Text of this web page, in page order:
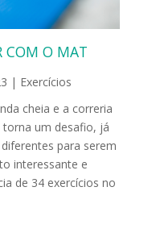
COM O MAT
| Exercícios
cheia e a correria
torna um desafio, já
para serem
interessante e
de 34 exercícios no